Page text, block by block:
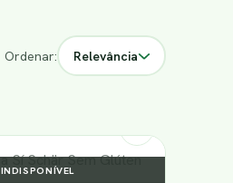
Ordenar: Relevância
INDISPONÍVEL